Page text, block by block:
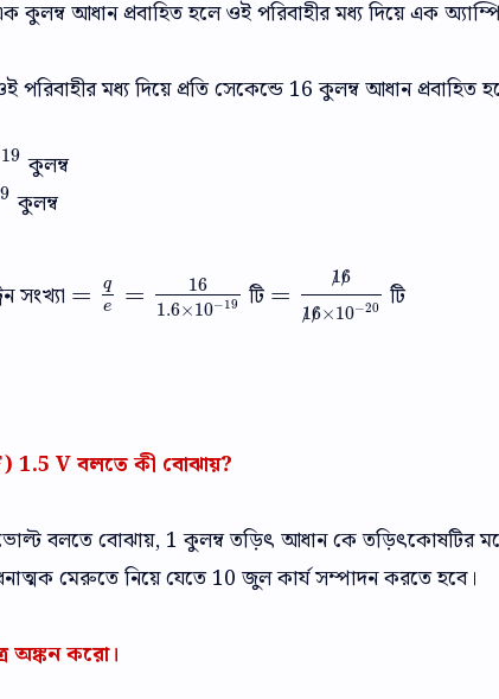
কুলম্ব আধান প্রবাহিত হলে ওই পরিবাহীর মধ্য দিয়ে এক
পরিবাহীর মধ্য দিয়ে প্রতি সেকেন্ডে 16 কুলম্ব আধান প্রবাহিত
19 কুলম্ব
কুলম্ব
সংখ্যা =
q
e
=
16
1.6×10−19
=q e= 16 1.6×10−19 টি =
⧸1⧸
6
⧸1⧸
6×10−20
=⧸ 1⧸6⧸1⧸6×10−
টি
1.5 V বলতে কী বোঝায়?
বলতে বোঝায়, 1 কুলম্ব তড়িৎ আধান কে তড়িৎকোষটির
মেরুতে নিয়ে যেতে 10 জুল কার্য সম্পাদন করতে হবে।
অঙ্কন করো।